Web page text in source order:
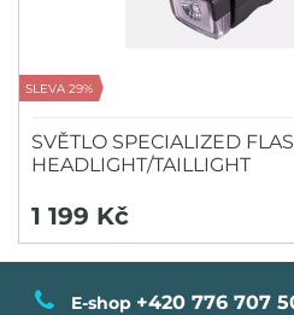
SLEVA 29%
SVĚTLO SPECIALIZED
HEADLIGHT/TAILLIGHT
1 199 Kč
E-shop +420 776 707